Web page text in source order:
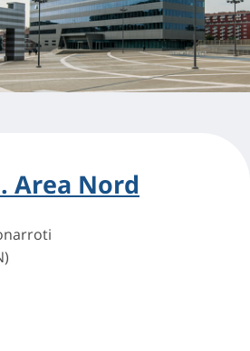
Area Nord